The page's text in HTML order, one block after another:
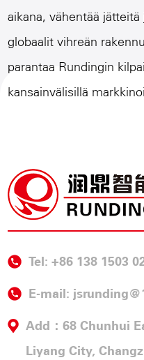
aikana, vähentää
globaalit vihreän
parantaa Rundingin
kansainvälisillä
Tel: +86 138 1503
E-mail:
Add：68 Chunhui
Liyang City,